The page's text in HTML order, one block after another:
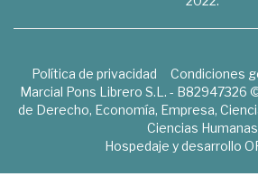
Política de privacidad Condiciones
Marcial Pons Librero S.L. - B82947326
de Derecho, Economía, Empresa,
Ciencias Humanas
Hospedaje y desarrollo